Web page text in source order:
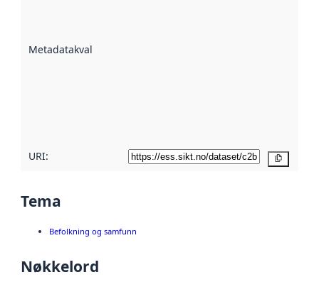
Metadatakvalitet
URI:
Tema
Befolkning og samfunn
Nøkkelord